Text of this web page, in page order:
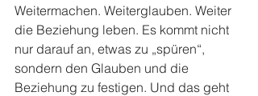
Weitermachen. Weiterglauben. Weiter
die Beziehung leben. Es kommt nicht
nur darauf an, etwas zu „spüren“,
sondern den Glauben und die
Beziehung zu festigen. Und das geht